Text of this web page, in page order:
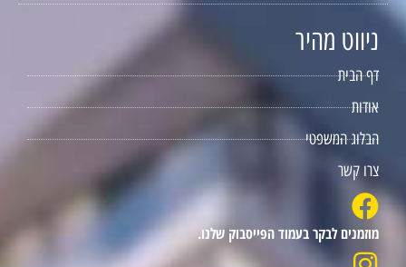
ניווט מהיר
דף הבית
אודות
הבלוג המשפטי
צרו קשר
מוזמנים לבקר בעמוד הפייסבוק שלנו.